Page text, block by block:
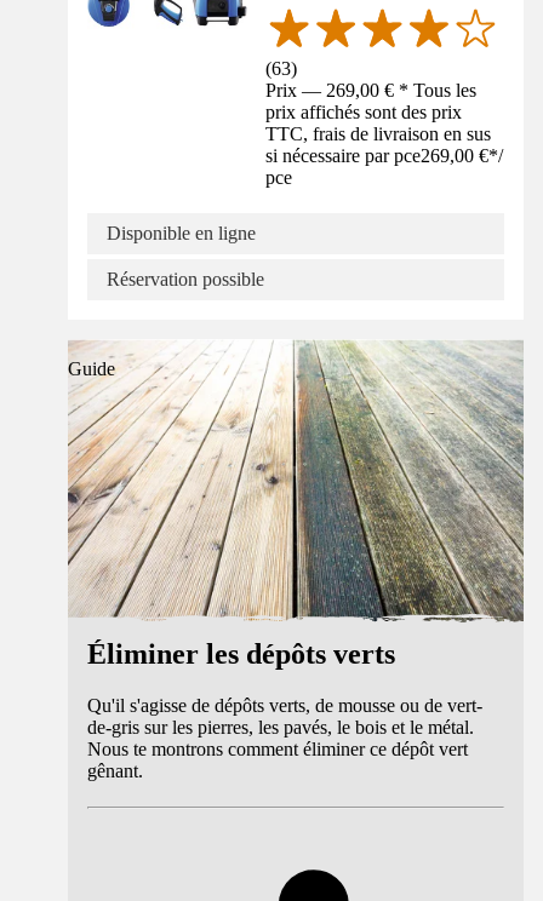
(63)
Prix — 269,00 € * Tous les
prix affichés sont des prix
TTC, frais de livraison en sus
si nécessaire par pce269,00 €*/
pce
Disponible en ligne
Réservation possible
Guide
Éliminer les dépôts verts
Qu'il s'agisse de dépôts verts, de mousse ou de vert-
de-gris sur les pierres, les pavés, le bois et le métal.
Nous te montrons comment éliminer ce dépôt vert
gênant.